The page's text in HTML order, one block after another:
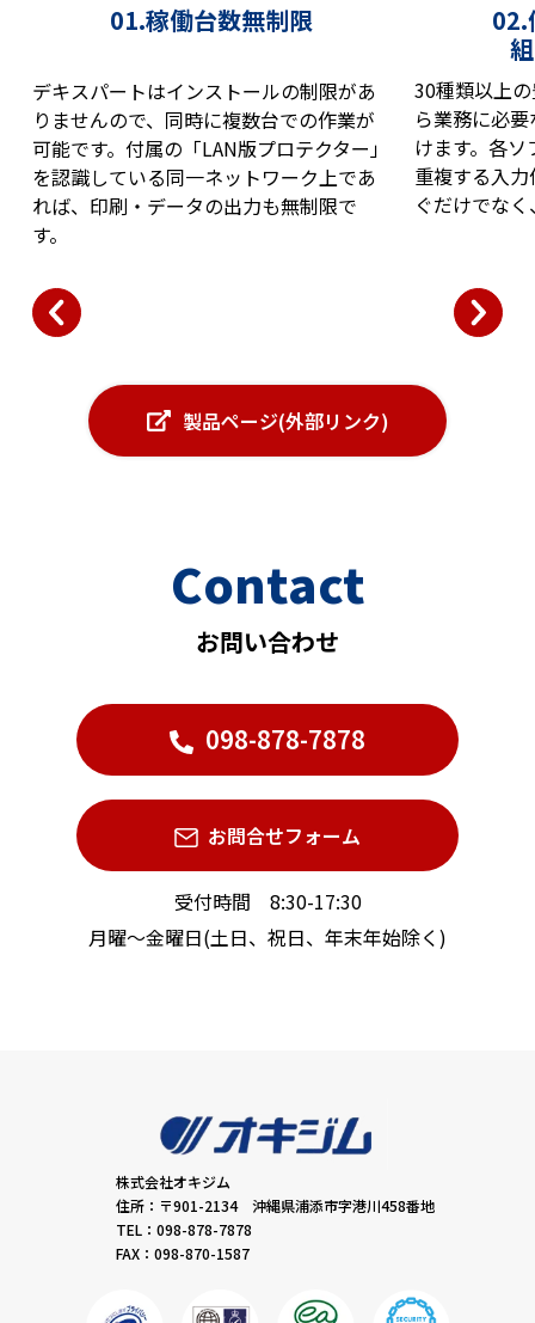
01.稼働台数無制限
デキスパートはインストールの制限があ
りませんので、同時に複数台での作業が
可能です。付属の「LAN版プロテクター」
を認識している同一ネットワーク上であ
れば、印刷・データの出力も無制限で
す。
02.
30種類以上
ら業務に必
けます。各
重複する入
ぐだけでな
製品ページ(外部リンク)
Contact
お問い合わせ
098-878-7878
お問合せフォーム
受付時間 8:30-17:30
月曜〜金曜日(土日、祝日、年末年始除く)
株式会社オキジム
住所：〒901-2134 沖縄県浦添市字港川458番地
TEL：098-878-7878
FAX：098-870-1587